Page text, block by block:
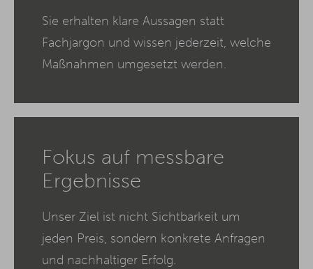
Sie erhalten klare Aussagen statt
Fachjargon und wissen jederzeit, welche
Maßnahmen umgesetzt werden.
Fokus auf messbare
Ergebnisse
Unser Ziel ist nicht Sichtbarkeit um
jeden Preis, sondern konkrete Anfragen
und nachhaltiger Erfolg.